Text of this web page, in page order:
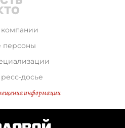
персоны
досье
информации